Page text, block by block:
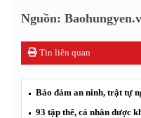
Nguồn:
Tin liên quan
Bảo đảm an ninh, trật tự
93 tập thể, cá nhân được